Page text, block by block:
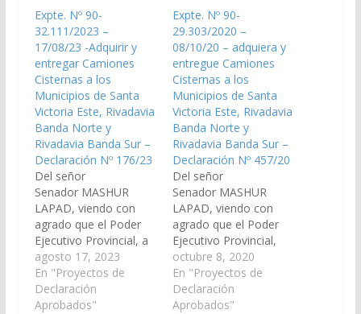
Expte. Nº 90-
32.111/2023 –
17/08/23 -Adquirir y
entregar Camiones
Cisternas a los
Municipios de Santa
Victoria Este, Rivadavia
Banda Norte y
Rivadavia Banda Sur –
Declaración Nº 176/23
Del señor
Senador MASHUR
LAPAD, viendo con
agrado que el Poder
Ejecutivo Provincial, a
través del Ministerio de
Economía y Servicios
Públicos, arbitre las
medidas que resulten
agosto 17, 2023
En "Proyectos de
Declaración
Aprobados"
Expte. Nº 90-
29.303/2020 –
08/10/20 – adquiera y
entregue Camiones
Cisternas a los
Municipios de Santa
Victoria Este, Rivadavia
Banda Norte y
Rivadavia Banda Sur –
Declaración Nº 457/20
Del señor
Senador MASHUR
LAPAD, viendo con
agrado que el Poder
Ejecutivo Provincial,
arbitre las medidas que
resulten necesarias, a
los fines que se
adquiera y entregue
octubre 8, 2020
En "Proyectos de
Declaración
Aprobados"